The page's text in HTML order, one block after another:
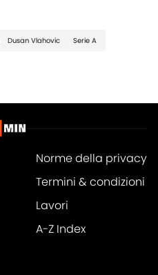
Dusan Vlahovic Serie A
Norme della privacy
Termini & condizioni
Lavori
A-Z Index